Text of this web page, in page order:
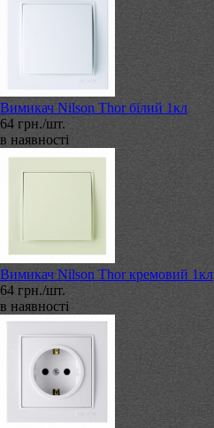
Вимикач Nilson Thor білий 1кл
64 грн./шт.
в наявності
Вимикач Nilson Thor кремовий 1кл
64 грн./шт.
в наявності